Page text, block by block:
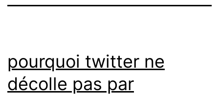
pourquoi twitter ne
décolle pas par